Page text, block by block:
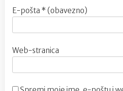
E-pošta * (obavezno)
Web-stranica